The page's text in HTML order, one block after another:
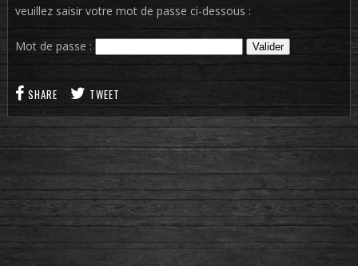
veuillez saisir votre mot de passe ci-dessous :
Mot de passe :
SHARE TWEET